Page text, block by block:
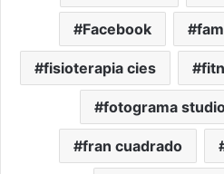
Facebook
fisioterapia cies
fotograma
fran cuadrado